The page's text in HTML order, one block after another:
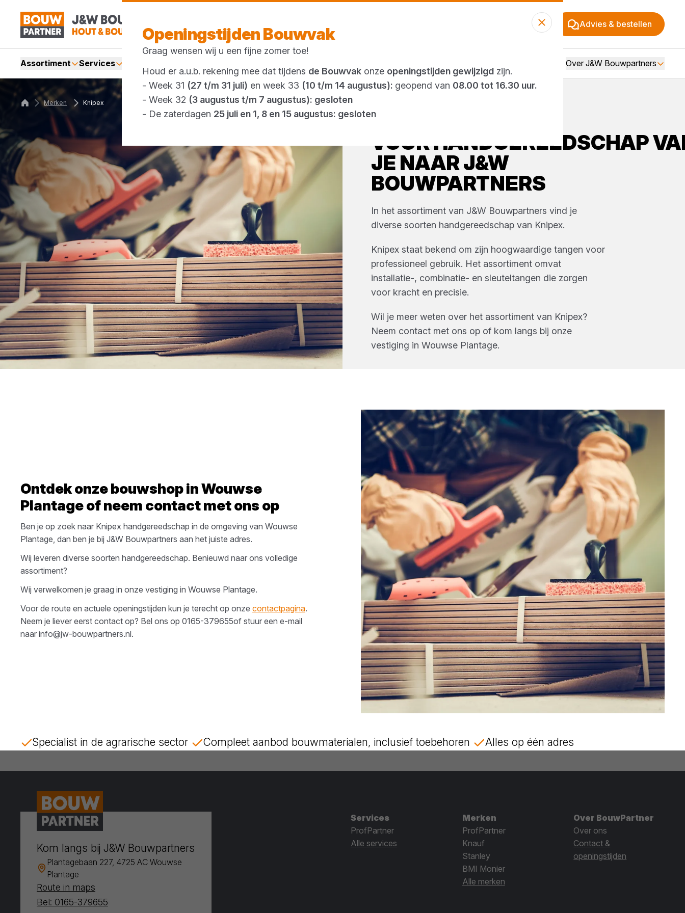
Advies & bestellen
Assortiment Services Over J&W Bouwpartners
VOORHANDGEREEDSCHAP
JE NAARJ&W
BOUWPARTNERS
In het assortiment van J&W Bouwpartners vind je
diverse soorten handgereedschap van Knipex.
Knipex staat bekend om zijn hoogwaardige tangen voor
professioneel gebruik. Het assortiment omvat
installatie-, combinatie- en sleuteltangen die zorgen
voor kracht en precisie.
Wil je meer weten over het assortiment van Knipex?
Neem contact met ons op of kom langs bij onze
vestiging in Wouwse Plantage.
Merken Knipex
Ontdek onze bouwshop inWouwse
Plantageof neem contact met ons op
Ben je op zoek naar Knipex handgereedschap in de omgeving van Wouwse
Plantage, dan ben je bij J&W Bouwpartners aan het juiste adres.
Wij leveren diverse soorten handgereedschap. Benieuwd naar ons volledige
assortiment?
Wij verwelkomen je graag in onze vestiging in Wouwse Plantage.
Voor de route en actuele openingstijden kun je terecht op onze contactpagina.
Neem je liever eerst contact op? Bel ons op 0165-379655of stuur een e-mail
naar info@jw-bouwpartners.nl.
Specialist in de agrarische sector Compleet aanbod bouwmaterialen, inclusief toebehoren Alles op één adres
Openingstijden Bouwvak
Graag wensen wij u een fijne zomer toe!
Houd er a.u.b. rekening mee dat tijdens de Bouwvak onze openingstijden gewijzigd zijn.
- Week 31 (27 t/m 31 juli) en week 33 (10 t/m 14 augustus): geopend van 08.00 tot 16.30 uur.
- Week 32 (3 augustus t/m 7 augustus): gesloten
- De zaterdagen 25 juli en 1, 8 en 15 augustus: gesloten
Kom langs bij J&W Bouwpartners
Plantagebaan 227, 4725 AC Wouwse
Plantage
Route in maps
Bel: 0165-379655
Services
ProfPartner
Alle services
Merken
ProfPartner
Knauf
Stanley
BMI Monier
Alle merken
Over BouwPartner
Over ons
Contact &
openingstijden